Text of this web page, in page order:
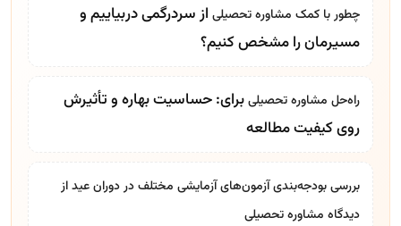
چطور با کمک مشاوره تحصیلی از سردرگمی دربیاییم و
مسیرمان را مشخص کنیم؟
راه‌حل مشاوره تحصیلیبرای: حساسیت بهاره و تأثیرش
روی کیفیت مطالعه
بررسی بودجه‌بندی آزمون‌های آزمایشی مختلف در دوران عید از
دیدگاه مشاوره تحصیلی